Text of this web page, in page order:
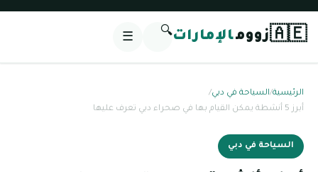
🇦🇪زوومالإمارات🔍
☰
الرئيسية/السياحة في دبي/
أبرز 5 أنشطة يمكن القيام بها في صحراء دبي تعرف عليها
السياحة في دبي